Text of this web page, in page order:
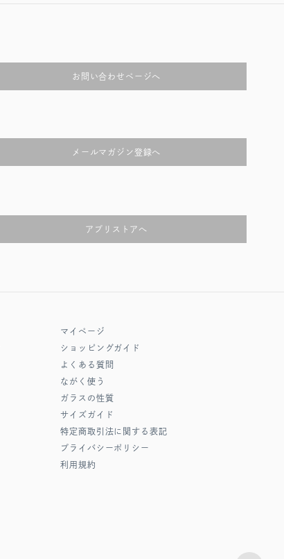
お問い合わせページへ
メールマガジン登録へ
アプリストアへ
マイページ
ショッピングガイド
よくある質問
ながく使う
ガラスの性質
サイズガイド
特定商取引法に関する表記
プライバシーポリシー
利用規約